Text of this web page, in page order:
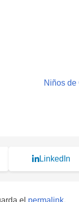
Niños de
LinkedIn
el permalink.